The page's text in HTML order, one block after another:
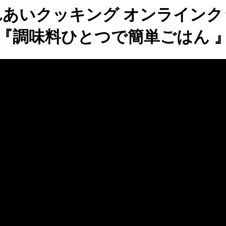
いクッキング オンライン
調味料ひとつで簡単ごはん 』